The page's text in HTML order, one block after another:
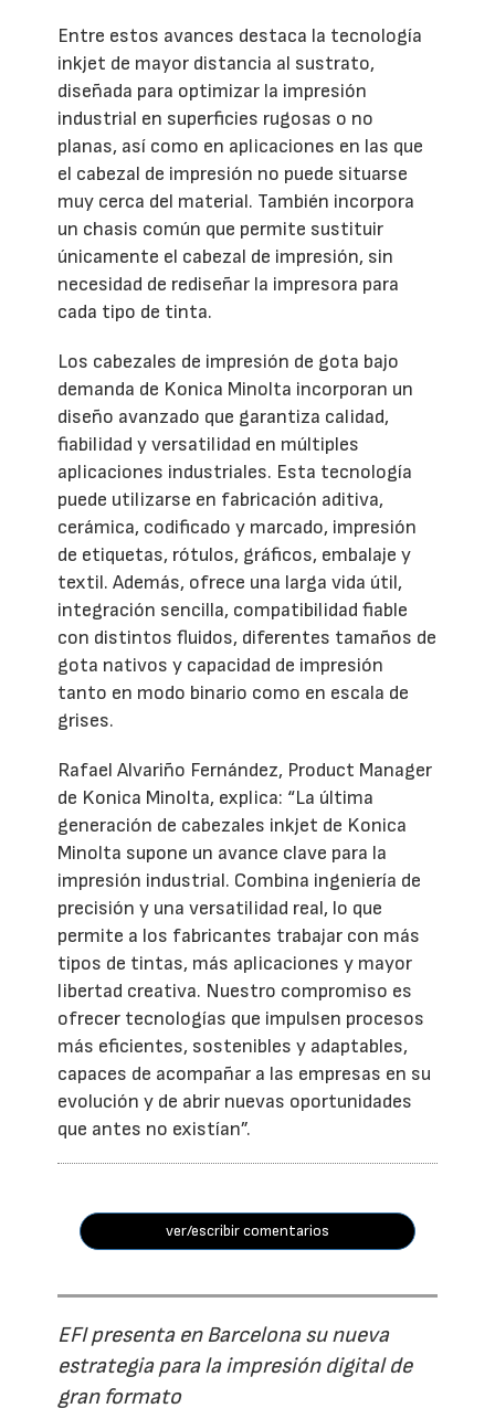
Entre estos avances destaca la tecnología
inkjet de mayor distancia al sustrato,
diseñada para optimizar la impresión
industrial en superficies rugosas o no
planas, así como en aplicaciones en las que
el cabezal de impresión no puede situarse
muy cerca del material. También incorpora
un chasis común que permite sustituir
únicamente el cabezal de impresión, sin
necesidad de rediseñar la impresora para
cada tipo de tinta.
Los cabezales de impresión de gota bajo
demanda de Konica Minolta incorporan un
diseño avanzado que garantiza calidad,
fiabilidad y versatilidad en múltiples
aplicaciones industriales. Esta tecnología
puede utilizarse en fabricación aditiva,
cerámica, codificado y marcado, impresión
de etiquetas, rótulos, gráficos, embalaje y
textil. Además, ofrece una larga vida útil,
integración sencilla, compatibilidad fiable
con distintos fluidos, diferentes tamaños de
gota nativos y capacidad de impresión
tanto en modo binario como en escala de
grises.
Rafael Alvariño Fernández, Product Manager
de Konica Minolta, explica: “La última
generación de cabezales inkjet de Konica
Minolta supone un avance clave para la
impresión industrial. Combina ingeniería de
precisión y una versatilidad real, lo que
permite a los fabricantes trabajar con más
tipos de tintas, más aplicaciones y mayor
libertad creativa. Nuestro compromiso es
ofrecer tecnologías que impulsen procesos
más eficientes, sostenibles y adaptables,
capaces de acompañar a las empresas en su
evolución y de abrir nuevas oportunidades
que antes no existían”.
ver/escribir comentarios
EFI presenta en Barcelona su nueva
estrategia para la impresión digital de
gran formato